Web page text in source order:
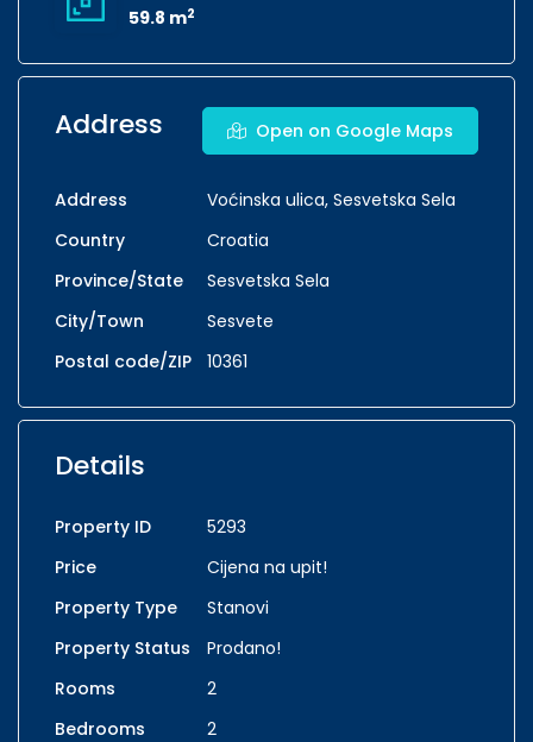
59.8 m2
Address Open on Google Maps
Address
Voćinska ulica, Sesvetska Sela
Country
Croatia
Province/State
Sesvetska Sela
City/Town
Sesvete
Postal code/ZIP
10361
Details
Property ID
5293
Price
Cijena na upit!
Property Type
Stanovi
Property Status
Prodano!
Rooms
2
Bedrooms
2